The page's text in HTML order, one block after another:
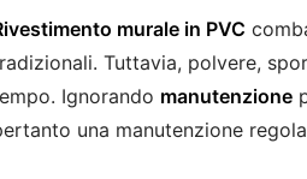
murale in PVC
Tuttavia, polvere,
Ignorando manutenzione
una manutenzione